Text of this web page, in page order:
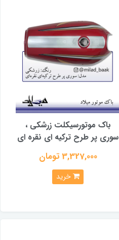
باک موتورسیکلت زرشکی ،
سوری پر طرح ترکیه ای نقره ای
3,327,000 تومان
خرید